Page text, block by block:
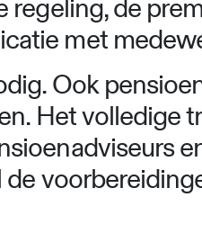
de
met
Ook
Het volledige